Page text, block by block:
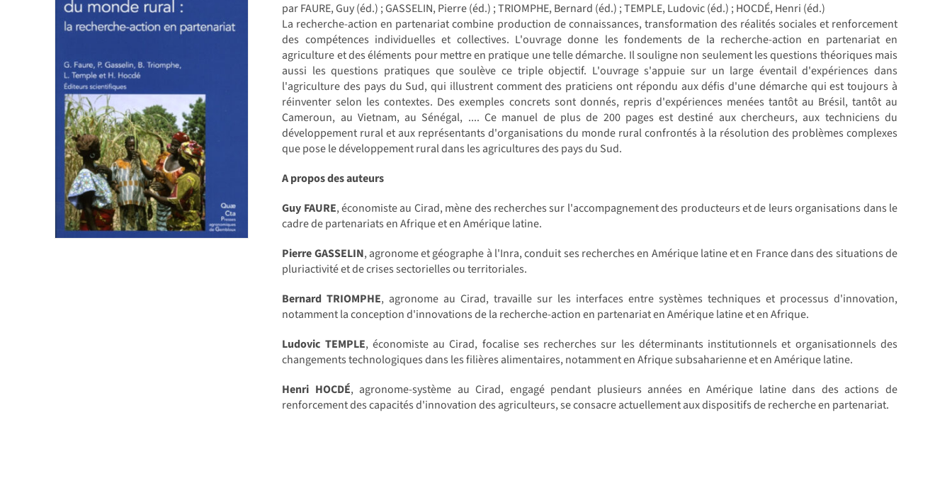
par FAURE, Guy (éd.) ; GASSELIN, Pierre (éd.) ; TRIOMPHE, Bernard (éd.) ; TEMPLE, Ludovic (éd.) ; HOCDÉ, Henri (éd.)
La recherche-action en partenariat combine production de connaissances, transformation des réalités sociales et renforcement
des compétences individuelles et collectives. L'ouvrage donne les fondements de la recherche-action en partenariat en
agriculture et des éléments pour mettre en pratique une telle démarche. Il souligne non seulement les questions théoriques mais
aussi les questions pratiques que soulève ce triple objectif. L'ouvrage s'appuie sur un large éventail d'expériences dans
l'agriculture des pays du Sud, qui illustrent comment des praticiens ont répondu aux défis d'une démarche qui est toujours à
réinventer selon les contextes. Des exemples concrets sont donnés, repris d'expériences menées tantôt au Brésil, tantôt au
Cameroun, au Vietnam, au Sénégal, .... Ce manuel de plus de 200 pages est destiné aux chercheurs, aux techniciens du
développement rural et aux représentants d'organisations du monde rural confrontés à la résolution des problèmes complexes
que pose le développement rural dans les agricultures des pays du Sud.
A propos des auteurs
Guy FAURE, économiste au Cirad, mène des recherches sur l'accompagnement des producteurs et de leurs organisations dans le
cadre de partenariats en Afrique et en Amérique latine.
Pierre GASSELIN, agronome et géographe à l'Inra, conduit ses recherches en Amérique latine et en France dans des situations de
pluriactivité et de crises sectorielles ou territoriales.
Bernard TRIOMPHE, agronome au Cirad, travaille sur les interfaces entre systèmes techniques et processus d'innovation,
notamment la conception d'innovations de la recherche-action en partenariat en Amérique latine et en Afrique.
Ludovic TEMPLE, économiste au Cirad, focalise ses recherches sur les déterminants institutionnels et organisationnels des
changements technologiques dans les filières alimentaires, notamment en Afrique subsaharienne et en Amérique latine.
Henri HOCDÉ, agronome-système au Cirad, engagé pendant plusieurs années en Amérique latine dans des actions de
renforcement des capacités d'innovation des agriculteurs, se consacre actuellement aux dispositifs de recherche en partenariat.